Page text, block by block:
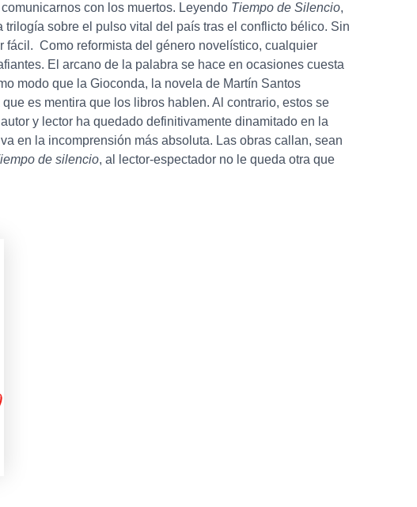
con los muertos. Leyendo Tiempo de Silencio,
sobre el pulso vital del país tras el conflicto bélico. Sin
fácil. Como reformista del género novelístico, cualquier
El arcano de la palabra se hace en ocasiones cuesta
modo que la Gioconda, la novela de Martín Santos
es mentira que los libros hablen. Al contrario, estos se
y lector ha quedado definitivamente dinamitado en la
en la incomprensión más absoluta. Las obras callan, sean
de silencio, al lector-espectador no le queda otra que